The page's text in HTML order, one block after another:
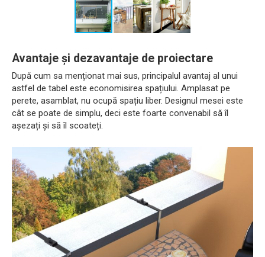
Avantaje și dezavantaje de proiectare
După cum sa menționat mai sus, principalul avantaj al unui
astfel de tabel este economisirea spațiului. Amplasat pe
perete, asamblat, nu ocupă spațiu liber. Designul mesei este
cât se poate de simplu, deci este foarte convenabil să îl
așezați și să îl scoateți.